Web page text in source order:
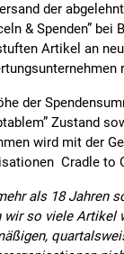
der
& Spenden”
Artikel an
der
Zustand
wird mit der
Cradle to
als 18 Jahren
wir so viele Artikel